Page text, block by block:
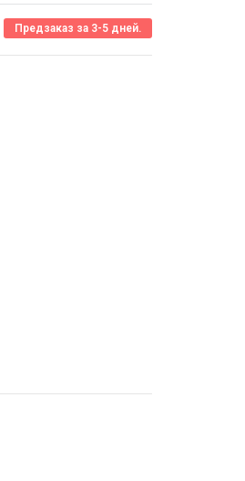
Предзаказ за 3-5 дней.